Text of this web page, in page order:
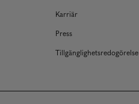
Karriär
Press
Tillgänglighetsredogörelse